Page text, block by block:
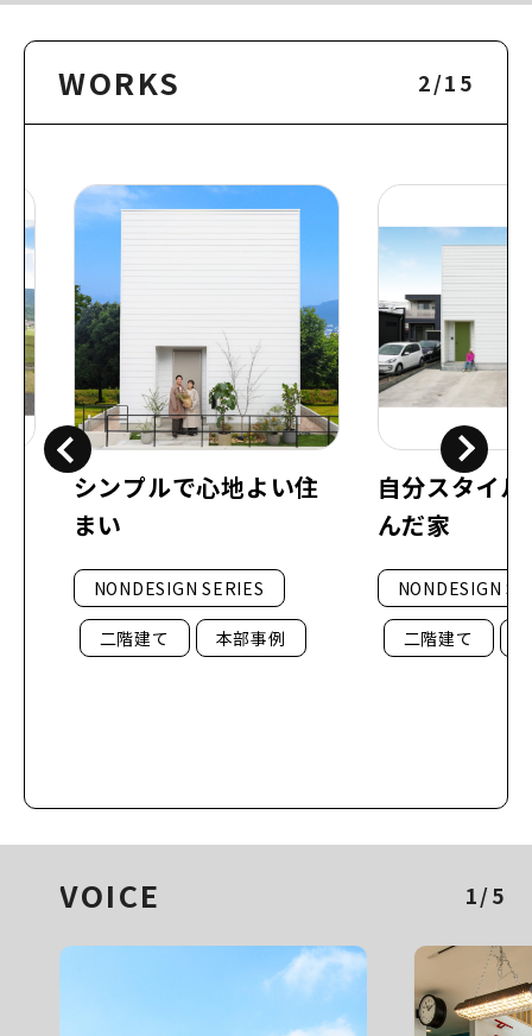
WORKS 2/15
シンプルで心地よい住
まい
NONDESIGN SERIES
二階建て 本部事例
自分スタイ
んだ家
NONDESIGN
二階建て
VOICE 1/5